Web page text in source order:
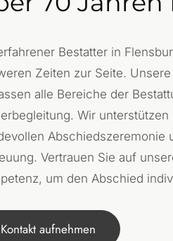
Bestatter in
Zeiten zur Seite.
alle Bereiche der
Wir
Abschiedszeremonie
Vertrauen Sie auf
um den Abschied
Kontakt aufnehmen